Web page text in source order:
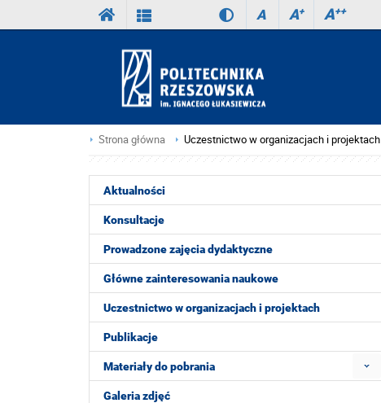
A A+ A++
Strona główna Uczestnictwo w organizacjach i projektach
Aktualności
Konsultacje
Prowadzone zajęcia dydaktyczne
Główne zainteresowania naukowe
Uczestnictwo w organizacjach i projektach
Publikacje
Materiały do pobrania
Galeria zdjęć